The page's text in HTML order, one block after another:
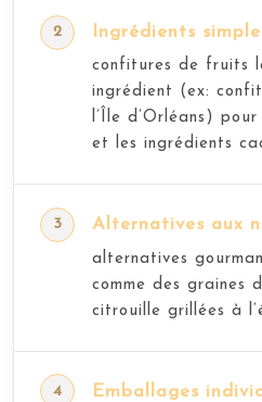
Ingrédients
confitures de fruits
ingrédient (ex:
l’Île d’Orléans)
et les ingrédients
Alternatives aux
alternatives
comme des graines
citrouille grillées à
Emballages